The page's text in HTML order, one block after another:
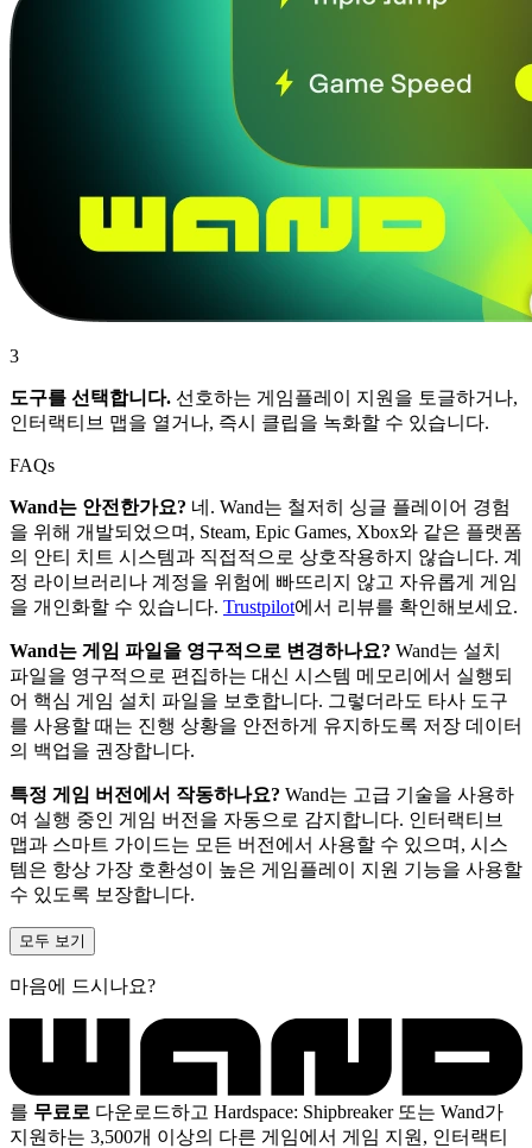
3
도구를 선택합니다. 선호하는 게임플레이 지원을 토글하거나,
인터랙티브 맵을 열거나, 즉시 클립을 녹화할 수 있습니다.
FAQs
Wand는 안전한가요? 네. Wand는 철저히 싱글 플레이어 경험
을 위해 개발되었으며, Steam, Epic Games, Xbox와 같은 플랫폼
의 안티 치트 시스템과 직접적으로 상호작용하지 않습니다. 계
정 라이브러리나 계정을 위험에 빠뜨리지 않고 자유롭게 게임
을 개인화할 수 있습니다. Trustpilot에서 리뷰를 확인해보세요.
Wand는 게임 파일을 영구적으로 변경하나요? Wand는 설치
파일을 영구적으로 편집하는 대신 시스템 메모리에서 실행되
어 핵심 게임 설치 파일을 보호합니다. 그렇더라도 타사 도구
를 사용할 때는 진행 상황을 안전하게 유지하도록 저장 데이터
의 백업을 권장합니다.
특정 게임 버전에서 작동하나요? Wand는 고급 기술을 사용하
여 실행 중인 게임 버전을 자동으로 감지합니다. 인터랙티브
맵과 스마트 가이드는 모든 버전에서 사용할 수 있으며, 시스
템은 항상 가장 호환성이 높은 게임플레이 지원 기능을 사용할
수 있도록 보장합니다.
모두 보기
마음에 드시나요?
를 무료로 다운로드하고 Hardspace: Shipbreaker 또는 Wand가
지원하는 3,500개 이상의 다른 게임에서 게임 지원, 인터랙티